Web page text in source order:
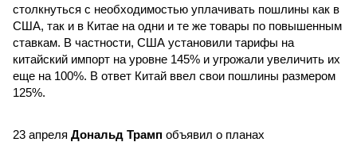
столкнуться с необходимостью уплачивать пошлины как в
США, так и в Китае на одни и те же товары по повышенным
ставкам. В частности, США установили тарифы на
китайский импорт на уровне 145% и угрожали увеличить их
еще на 100%. В ответ Китай ввел свои пошлины размером
125%.
23 апреля Дональд Трамп объявил о планах